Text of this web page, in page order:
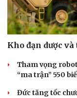
Kho đạn dược
Tham vọng
“ma trận” 550
Đức tăng tốc